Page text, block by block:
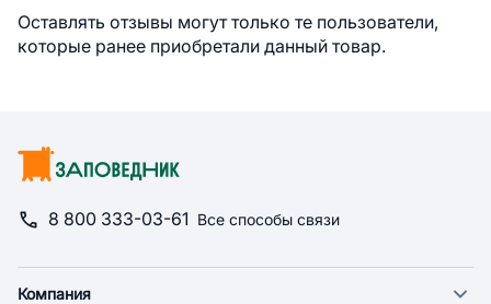
Оставлять отзывы могут только те пользователи,
которые ранее приобретали данный товар.
8 800 333-03-61 Все способы связи
Компания